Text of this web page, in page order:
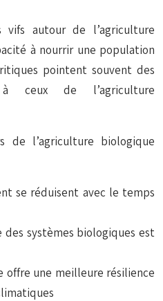
autour de l’agriculture
à nourrir une population
pointent souvent des
à ceux de l’agriculture
de l’agriculture biologique
se réduisent avec le temps
systèmes biologiques est
offre une meilleure résilience